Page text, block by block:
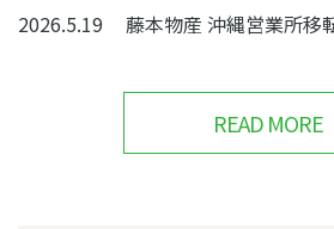
2026.5.19
藤本物産 沖縄営業所移
READ MORE